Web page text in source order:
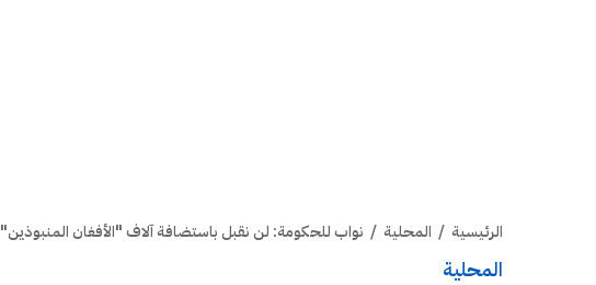
الرئيسية / المحلية / نواب للحكومة: لن نقبل باستضافة آلاف "الأفغان المنبوذين"
المحلية